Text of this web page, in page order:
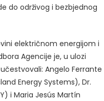
do održivog i bezbjednog
električnom energijom i
Agencije je, u ulozi
Angelo Ferrante
Energy Systems), Dr.
i Maria Jesús Martín